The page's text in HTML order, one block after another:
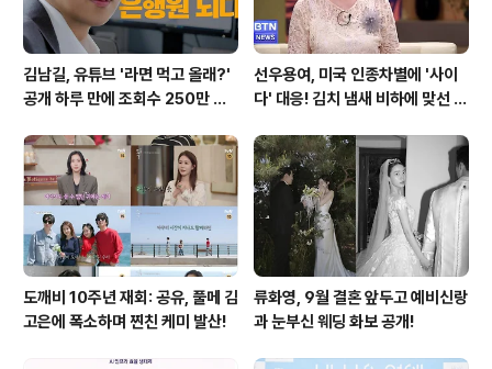
김남길, 유튜브 '라면 먹고 올래?'
공개 하루 만에 조회수 250만 돌
선우용여, 미국 인종차별에 '사이
다' 대응! 김치 냄새 비하에 맞선 통
도깨비 10주년 재회: 공유, 풀메 김
고은에 폭소하며 찐친 케미 발산!
류화영, 9월 결혼 앞두고 예비신랑
과 눈부신 웨딩 화보 공개!